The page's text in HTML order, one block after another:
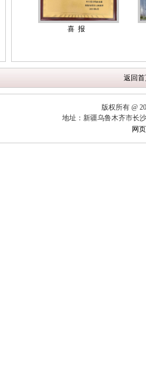
喜 报
返回
版权所有 @
地址：新疆乌鲁木齐市长
网